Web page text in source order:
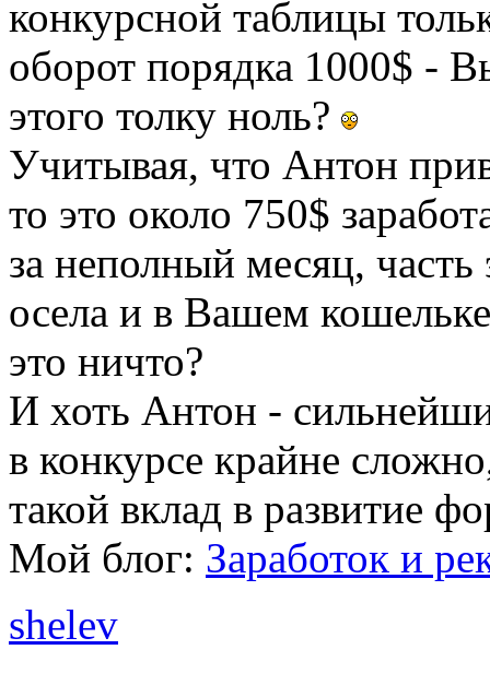
конкурсной таблицы
оборот порядка 1000$ -
этого толку ноль?
Учитывая, что Антон
то это около 750$
за неполный месяц,
осела и в Вашем
это ничто?
И хоть Антон -
в конкурсе крайне
такой вклад в развитие
Мой блог: Заработок и
shelev